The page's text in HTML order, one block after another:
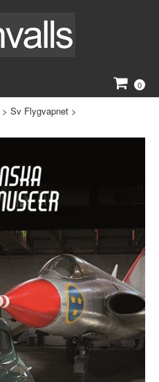
0
> Sv Flygvapnet >